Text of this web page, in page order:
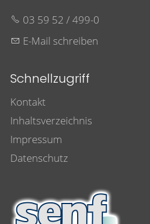
03 59 52 / 499-0
E-Mail schreiben
Schnellzugriff
Kontakt
Inhaltsverzeichnis
Impressum
Datenschutz